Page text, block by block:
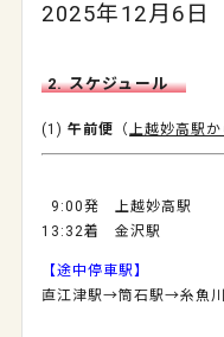
2025年12月6日
2. スケジュール
(1)午前便 （上越妙高駅か
9:00発 上越妙高駅
13:32着 金沢駅
【途中停車駅】
直江津駅→筒石駅→糸魚